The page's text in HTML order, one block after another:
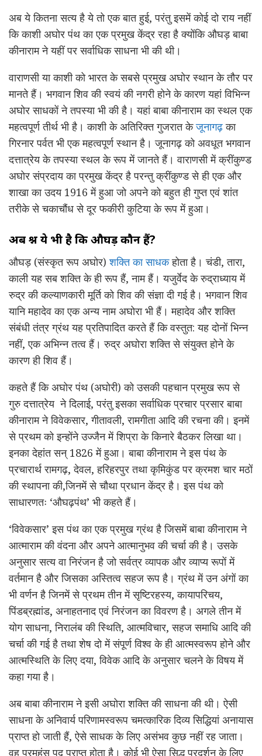
अब ये कितना सत्य है ये तो एक बात हुई, परंतु इसमें कोई दो राय नहीं
कि काशी अघोर पंथ का एक प्रमुख केंद्र रहा है क्योंकि औघड़ बाबा
कीनाराम ने यहीं पर सर्वाधिक साधना भी की थी।
वाराणसी या काशी को भारत के सबसे प्रमुख अघोर स्थान के तौर पर
मानते हैं। भगवान शिव की स्वयं की नगरी होने के कारण यहां विभिन्न
अघोर साधकों ने तपस्या भी की है। यहां बाबा कीनाराम का स्थल एक
महत्वपूर्ण तीर्थ भी है। काशी के अतिरिक्त गुजरात केजूनागढ़का
गिरनार पर्वत भी एक महत्वपूर्ण स्थान है। जूनागढ़ को अवधूत भगवान
दत्तात्रेय के तपस्या स्थल के रूप में जानते हैं। वाराणसी में क्रींकुण्ड
अघोर संप्रदाय का प्रमुख केंद्र है परन्तु क्रींकुण्ड से ही एक और
शाखा का उदय 1916 में हुआ जो अपने को बहुत ही गुप्त एवं शांत
तरीके से चकाचौंध से दूर फकीरी कुटिया के रूप में हुआ।
अब प्रश्न ये भी है कि औघड़ कौन हैं?
औघड़ (संस्कृत रूप अघोर)शक्ति का साधकहोता है। चंडी, तारा,
काली यह सब शक्ति के ही रूप हैं, नाम हैं। यजुर्वेद के रुद्राध्याय में
रुद्र की कल्याणकारी मूर्ति को शिव की संज्ञा दी गई है। भगवान शिव
यानि महादेव का एक अन्य नाम अघोरा भी हैं। महादेव और शक्ति
संबंधी तंत्र ग्रंथ यह प्रतिपादित करते हैं कि वस्तुत: यह दोनों भिन्न
नहीं, एक अभिन्न तत्व हैं। रुद्र अघोरा शक्ति से संयुक्त होने के
कारण ही शिव हैं।
कहते हैं कि अघोर पंथ (अघोरी) को उसकी पहचान प्रमुख रूप से
गुरु दत्तात्रेय ने दिलाई, परंतु इसका सर्वाधिक प्रचार प्रसार बाबा
कीनाराम ने विवेकसार, गीतावली, रामगीता आदि की रचना की। इनमें
से प्रथम को इन्होंने उज्जैन में शिप्रा के किनारे बैठकर लिखा था।
इनका देहांत सन् 1826 में हुआ। बाबा कीनाराम ने इस पंथ के
प्रचारार्थ रामगढ़, देवल, हरिहरपुर तथा कृमिकुंड पर क्रमश चार मठों
की स्थापना की,जिनमें से चौथा प्रधान केंद्र है। इस पंथ को
साधारणतः ‘औघढ़पंथ’ भी कहते हैं।
‘विवेकसार’ इस पंथ का एक प्रमुख ग्रंथ है जिसमें बाबा कीनाराम ने
आत्माराम की वंदना और अपने आत्मानुभव की चर्चा की है। उसके
अनुसार सत्य वा निरंजन है जो सर्वत्र व्यापक और व्याप्य रूपों में
वर्तमान है और जिसका अस्तित्व सहज रूप है। ग्रंथ में उन अंगों का
भी वर्णन है जिनमें से प्रथम तीन में सृष्टिरहस्य, कायापरिचय,
पिंडब्रह्मांड, अनाहतनाद एवं निरंजन का विवरण है। अगले तीन में
योग साधना, निरालंब की स्थिति, आत्मविचार, सहज समाधि आदि की
चर्चा की गई है तथा शेष दो में संपूर्ण विश्व के ही आत्मस्वरूप होने और
आत्मस्थिति के लिए दया, विवेक आदि के अनुसार चलने के विषय में
कहा गया है।
अब बाबा कीनाराम ने इसी अघोरा शक्ति की साधना की थी। ऐसी
साधना के अनिवार्य परिणामस्वरूप चमत्कारिक दिव्य सिद्धियां अनायास
प्राप्त हो जाती हैं, ऐसे साधक के लिए असंभव कुछ नहीं रह जाता।
वह परमहंस पद प्राप्त होता है। कोई भी ऐसा सिद्ध प्रदर्शन के लिए